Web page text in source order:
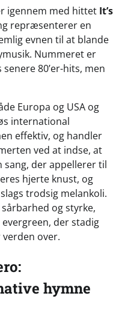
igennem med hittet It’s
repræsenterer en
evnen til at blande
Nummeret er
80’er-hits, men
Europa og USA og
international
effektiv, og handler
ved at indse, at
sang, der appellerer til
hjerte knust, og
trodsig melankoli.
og styrke,
evergreen, der stadig
over.
hymne